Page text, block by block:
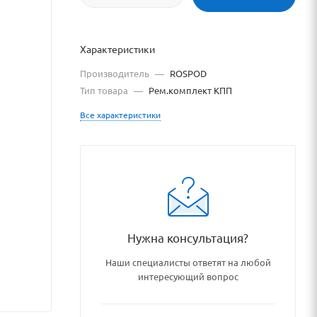
catalog/
Характеристики
Производитель — ROSPOD
Тип товара — Рем.комплект КПП
Все характеристики
Нужна консультация?
Наши специалисты ответят на любой
интересующий вопрос